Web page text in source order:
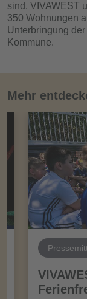
sind. VIVAWEST
350 Wohnungen
Unterbringung
Kommune.
Mehr